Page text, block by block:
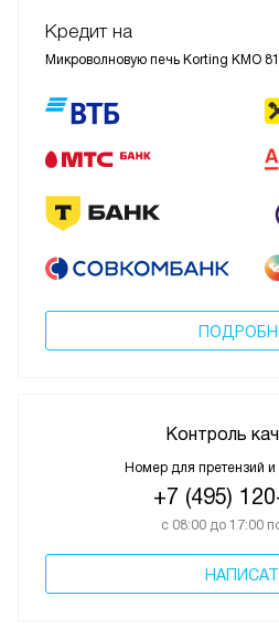
Кредит на
Микроволновую печь Korting KMO
Контроль
Номер для претензий
+7 (495)
с 08:00 до 17:00